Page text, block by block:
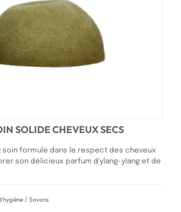
SOLIDE CHEVEUX SECS
soin formulé dans le respect des cheveux
son délicieux parfum d'ylang-ylang et de
/ Savons